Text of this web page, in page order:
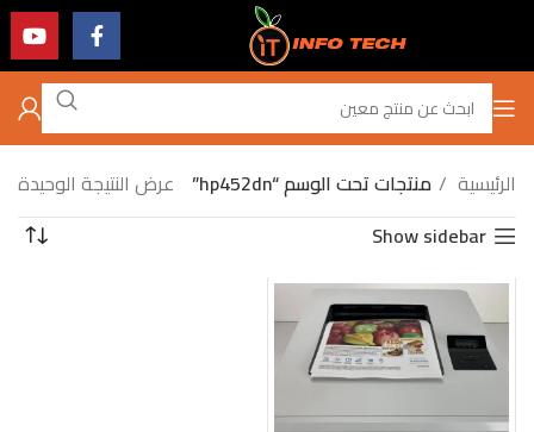
الرئيسية منتجات تحت الوسم “hp452dn”
عرض النتيجة الوحيدة
Show sidebar